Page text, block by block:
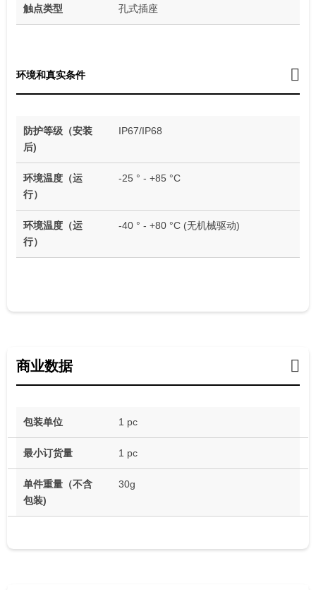
触点类型 孔式插座
环境和真实条件
防护等级（安装
后)
IP67/IP68
环境温度（运
行）
-25 ° - +85 °C
环境温度（运
行）
-40 ° - +80 °C (无机械驱动)
商业数据
包装单位 1 pc
最小订货量 1 pc
单件重量（不含
包装)
30g